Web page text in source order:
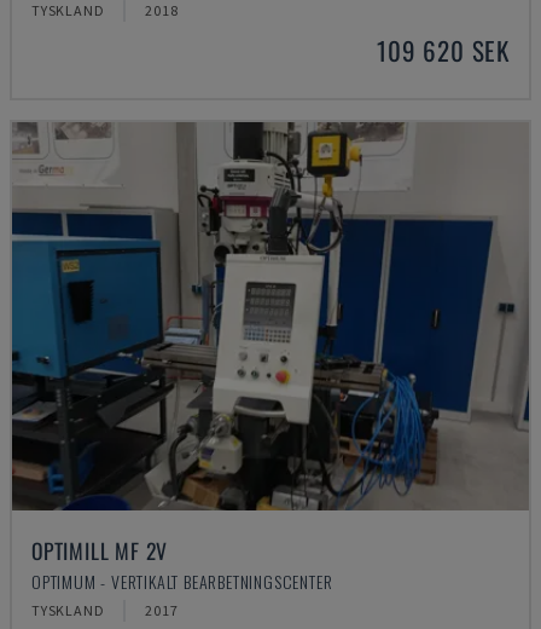
TYSKLAND 2018
109 620 SEK
OPTIMILL MF 2V
OPTIMUM - VERTIKALT BEARBETNINGSCENTER
TYSKLAND 2017